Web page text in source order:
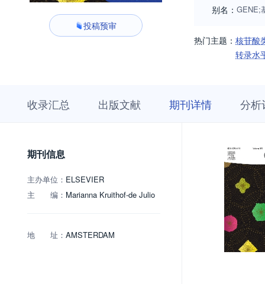
投稿预审
别名： GENE;
热门主题： 核苷酸
转录水
收录汇总 出版文献 期刊详情 分析
期刊信息
主办单位： ELSEVIER
主 编： Marianna Kruithof-de Julio
地 址： AMSTERDAM